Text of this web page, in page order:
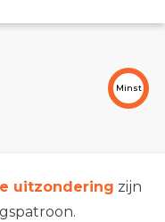
Minst
uitzondering zijn